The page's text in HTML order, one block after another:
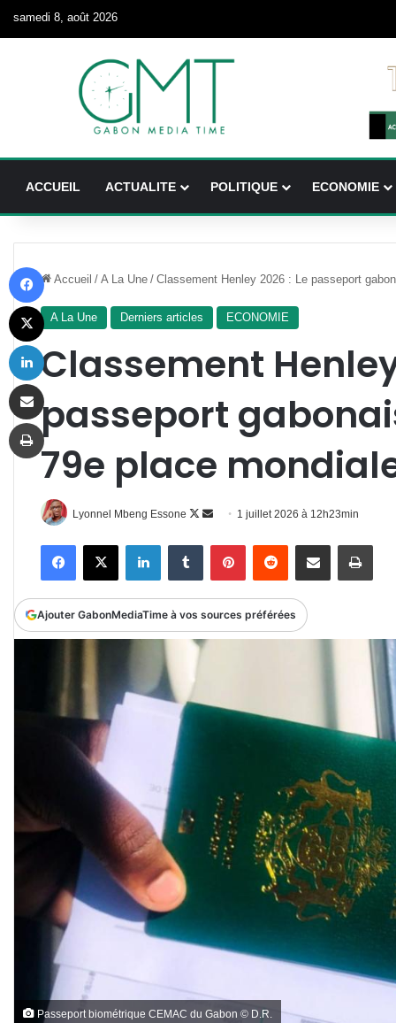
samedi 8, août 2026
ACCUEIL ACTUALITE POLITIQUE ECONOMIE
Accueil / A La Une / Classement Henley 2026 : Le passeport
A La Une Derniers articles ECONOMIE
Classement
passeport
79e place
Lyonnel Mbeng Essone
Follow
Envoyer
courriel
1 juillet 2026 à 12h23min
FacebookX LinkedinTumblr PinterestReddit Partager par email
Ajouter GabonMediaTime à vos sources préférées
Passeport biométrique CEMAC du Gabon © D.R.
X
Imprimer